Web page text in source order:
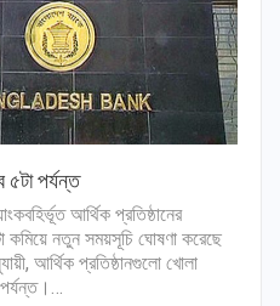
৫টা পর্যন্ত
আর্থিক প্রতিষ্ঠানের
নতুন সময়সূচি ঘোষণা করেছে
আর্থিক প্রতিষ্ঠানগুলো খোলা